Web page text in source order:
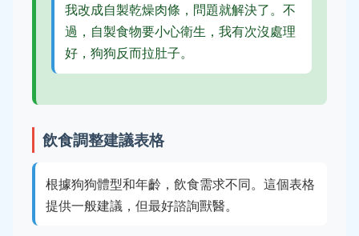
我改成自製乾燥肉條，問題就解決了。不
過，自製食物要小心衛生，我有次沒處理
好，狗狗反而拉肚子。
飲食調整建議表格
根據狗狗體型和年齡，飲食需求不同。這個表格
提供一般建議，但最好諮詢獸醫。